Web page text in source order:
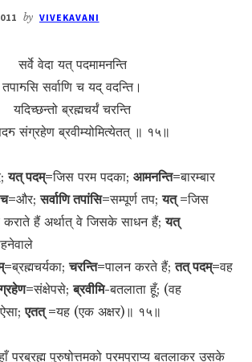
by VIVEKAVANI
सर्वे वेदा यत् पदमामनन्ति
तपाॸसि सर्वाणि च यद् वदन्ति।
यदिच्छन्तो ब्रह्मचर्यं चरन्ति
संग्रहेण ब्रवीम्योमित्येतत् ॥ १५॥
यत् पदम्=जिस परम पदका;आमनन्ति=बारम्बार
च=और;सर्वाणि तपांसि=सम्पूर्ण तप;यत् =जिस
कराते हैं अर्थात् वे जिसके साधन हैं;यत्
ब्रह्मचर्यका;चरन्ति=पालन करते हैं;तत् पदम्=वह
संक्षेपसे;ब्रवीमि-बतलाता हूँ; (वह
ऐसा;एतत् =यह (एक अक्षर)॥ १५॥
परब्रह्म पुरुषोत्तमको परमप्राप्य बतलाकर उसके